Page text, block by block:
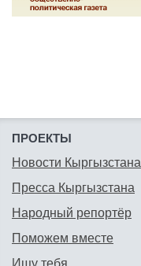
ПРОЕКТЫ
Новости Кыргызстана
Пресса Кыргызстана
Народный репортёр
Поможем вместе